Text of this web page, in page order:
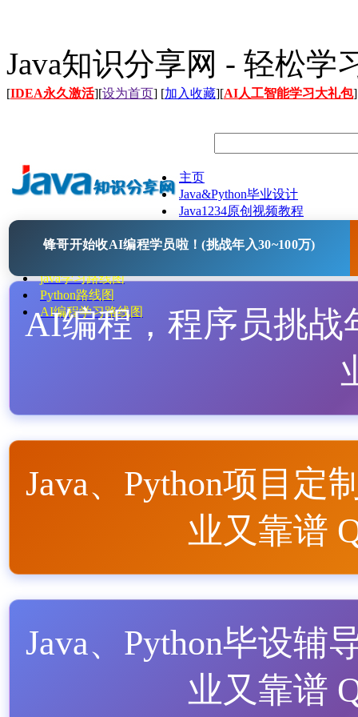
Java知识分享网 - 轻松学
[IDEA永久激活][设为首页] [加入收藏][AI人工智能学习大礼包]
主页
Java&Python毕业设计
Java1234原创视频教程
Java开源项目
java学习路线图
Python路线图
AI编程学习路线图
锋哥开始收AI编程学员啦！(挑战年入30~100万)
AI编程，程序员挑战
Java、Python项目定
业又靠谱
Java、Python毕设辅
业又靠谱